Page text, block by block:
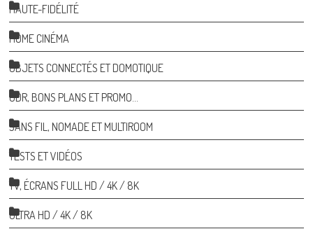
HAUTE-FIDÉLITÉ
HOME CINÉMA
OBJETS CONNECTÉS ET DOMOTIQUE
ODR, BONS PLANS ET PROMO…
SANS FIL, NOMADE ET MULTIROOM
TESTS ET VIDÉOS
TV, ÉCRANS FULL HD / 4K / 8K
ULTRA HD / 4K / 8K